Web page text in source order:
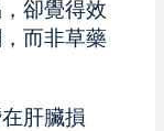
卻覺得效
而非草藥
肝臟損